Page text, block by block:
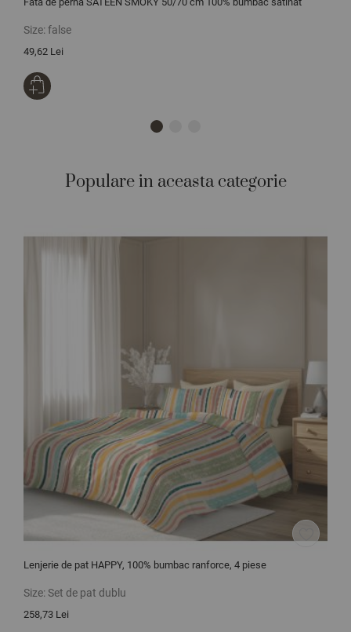
Size:false
49,62 Lei
Populare in aceasta categorie
Lenjerie de pat HAPPY, 100% bumbac ranforce, 4 piese
Size:Set de pat dublu
258,73 Lei